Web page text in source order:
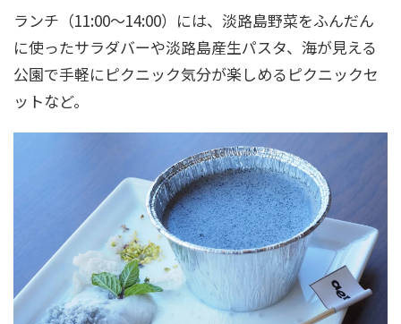
ランチ（11:00～14:00）には、淡路島野菜をふんだん
に使ったサラダバーや淡路島産生パスタ、海が見える
公園で手軽にピクニック気分が楽しめるピクニックセ
ットなど。